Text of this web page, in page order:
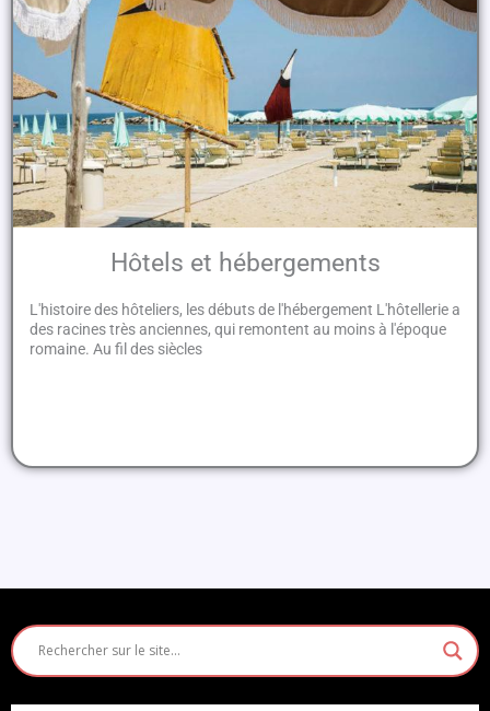
Hôtels et hébergements
L'histoire des hôteliers, les débuts de l'hébergement L'hôtellerie a
des racines très anciennes, qui remontent au moins à l'époque
romaine. Au fil des siècles